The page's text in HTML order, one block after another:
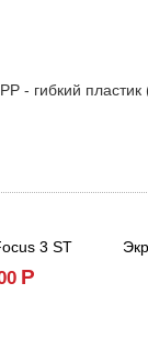
- гибкий
3 ST
Р